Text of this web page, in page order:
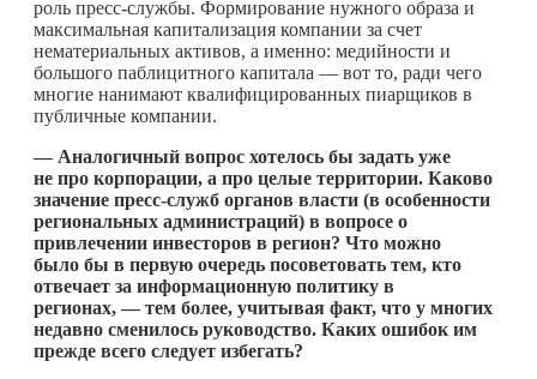
роль пресс-службы. Формирование нужного образа и
максимальная капитализация компании за счет
нематериальных активов, а именно: медийности и
большого паблицитного капитала — вот то, ради чего
многие нанимают квалифицированных пиарщиков в
публичные компании.
— Аналогичный вопрос хотелось бы задать уже
не про корпорации, а про целые территории. Каково
значение пресс-служб органов власти (в особенности
региональных администраций) в вопросе о
привлечении инвесторов в регион? Что можно
было бы в первую очередь посоветовать тем, кто
отвечает за информационную политику в
регионах, — тем более, учитывая факт, что у многих
недавно сменилось руководство. Каких ошибок им
прежде всего следует избегать?